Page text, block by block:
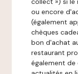
ou encore
(également
chèques
bon d'achat
restaurant
également